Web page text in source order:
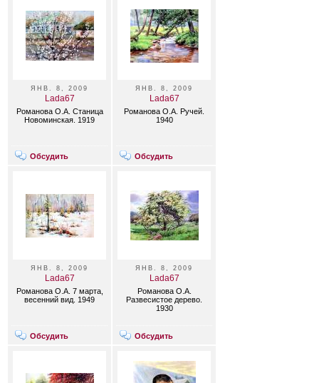
ЯНВ. 8, 2009
Lada67
Романова О.А. Станица
Новоминская. 1919
Обсудить
ЯНВ. 8, 2009
Lada67
Романова О.А. Ручей.
1940
Обсудить
ЯНВ. 8, 2009
Lada67
Романова О.А. 7 марта,
весенний вид. 1949
Обсудить
ЯНВ. 8, 2009
Lada67
Романова О.А.
Развесистое дерево.
1930
Обсудить